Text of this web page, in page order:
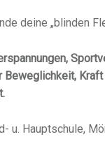
deine „blinden
Beweglichkeit, Kraft
u. Hauptschule,